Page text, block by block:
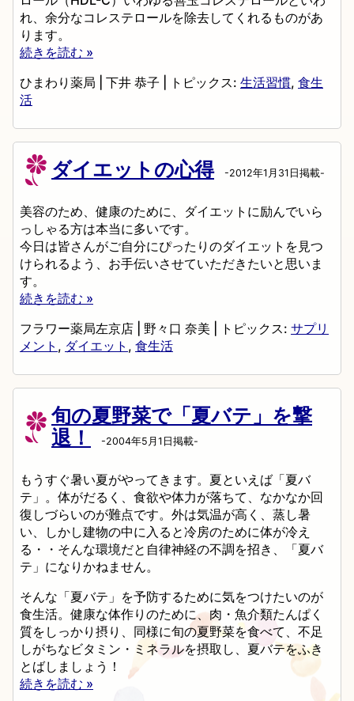
れ、余分なコレステロールを除去してくれるものがあ
ります。
続きを読む »
ひまわり薬局
下井 恭子 トピックス: 生活習慣, 食生
活
ダイエットの心得-2012年1月31日掲載-
美容のため、健康のために、ダイエットに励んでいら
っしゃる方は本当に多いです。
今日は皆さんがご自分にぴったりのダイエットを見つ
けられるよう、お手伝いさせていただきたいと思いま
す。
続きを読む »
フラワー薬局左京店
野々口 奈美 トピックス: サプリ
メント , ダイエット , 食生活
旬の夏野菜で「夏バテ」を撃
退！
-2004年5月1日掲載-
もうすぐ暑い夏がやってきます。夏といえば「夏バ
テ」。体がだるく、食欲や体力が落ちて、なかなか回
復しづらいのが難点です。外は気温が高く、蒸し暑
い、しかし建物の中に入ると冷房のために体が冷え
る・・そんな環境だと自律神経の不調を招き、「夏バ
テ」になりかねません。
そんな「夏バテ」を予防するために気をつけたいのが
食生活。健康な体作りのために、肉・魚介類たんぱく
質をしっかり摂り、同様に旬の夏野菜を食べて、不足
しがちなビタミン・ミネラルを摂取し、夏バテをふき
とばしましょう！
続きを読む »